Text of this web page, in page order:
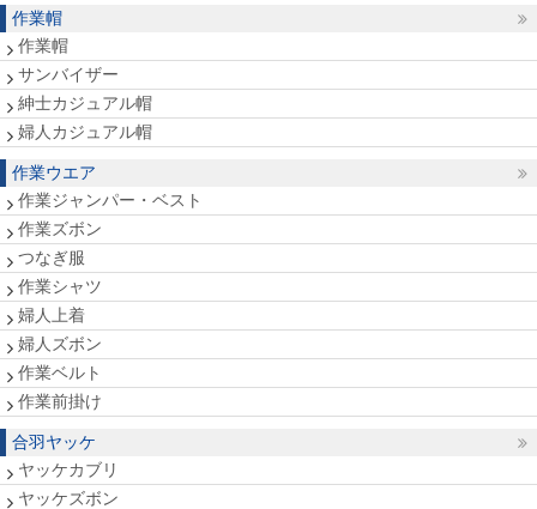
作業帽
作業帽
サンバイザー
紳士カジュアル帽
婦人カジュアル帽
作業ウエア
作業ジャンパー・ベスト
作業ズボン
つなぎ服
作業シャツ
婦人上着
婦人ズボン
作業ベルト
作業前掛け
合羽ヤッケ
ヤッケカブリ
ヤッケズボン